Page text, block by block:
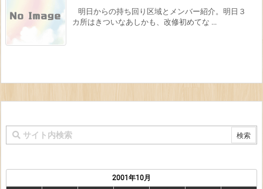
明日からの持ち回り区域とメンバー紹介。明日３
カ所はきついなあしかも、改修初めてな ...
2001年10月